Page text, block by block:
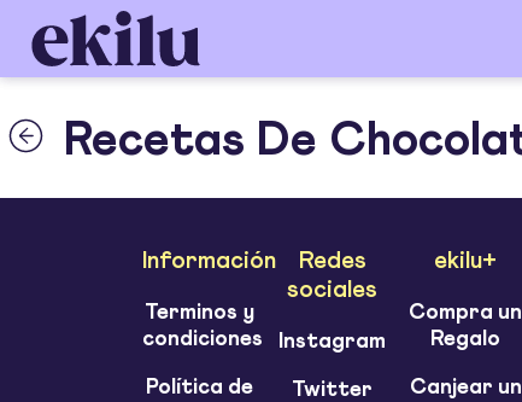
Recetas De
Información
Terminos y
condiciones
Política de
Redes
sociales
Instagram
Twitter
ekilu+
Compra un
Regalo
Canjear un